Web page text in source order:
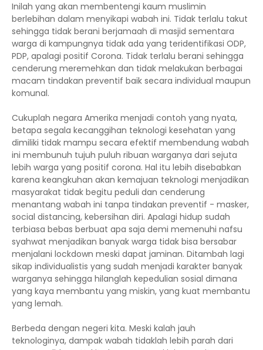
Inilah yang akan membentengi kaum muslimin
berlebihan dalam menyikapi wabah ini. Tidak terlalu takut
sehingga tidak berani berjamaah di masjid sementara
warga di kampungnya tidak ada yang teridentifikasi ODP,
PDP, apalagi positif Corona. Tidak terlalu berani sehingga
cenderung meremehkan dan tidak melakukan berbagai
macam tindakan preventif baik secara individual maupun
komunal.
Cukuplah negara Amerika menjadi contoh yang nyata,
betapa segala kecanggihan teknologi kesehatan yang
dimiliki tidak mampu secara efektif membendung wabah
ini membunuh tujuh puluh ribuan warganya dari sejuta
lebih warga yang positif corona. Hal itu lebih disebabkan
karena keangkuhan akan kemajuan teknologi menjadikan
masyarakat tidak begitu peduli dan cenderung
menantang wabah ini tanpa tindakan preventif - masker,
social distancing, kebersihan diri. Apalagi hidup sudah
terbiasa bebas berbuat apa saja demi memenuhi nafsu
syahwat menjadikan banyak warga tidak bisa bersabar
menjalani lockdown meski dapat jaminan. Ditambah lagi
sikap individualistis yang sudah menjadi karakter banyak
warganya sehingga hilanglah kepedulian sosial dimana
yang kaya membantu yang miskin, yang kuat membantu
yang lemah.
Berbeda dengan negeri kita. Meski kalah jauh
teknologinya, dampak wabah tidaklah lebih parah dari